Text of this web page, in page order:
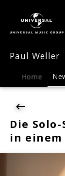
News
Die
Singles
von
Weller
einem
Album!
Paul Weller
Home
Die
in einem